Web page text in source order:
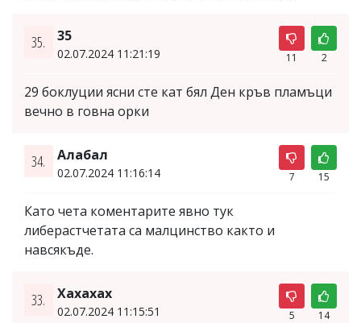
35. 35
02.07.2024 11:21:19 11 2
29 боклуции ясни сте кат бял Ден кръв пламъци
вечно в говна орки
34. Алабал
02.07.2024 11:16:14 7 15
Като чета коментарите явно тук
либерастчетата са малцинство както и
навсякъде.
33. Хахахах
02.07.2024 11:15:51 5 14